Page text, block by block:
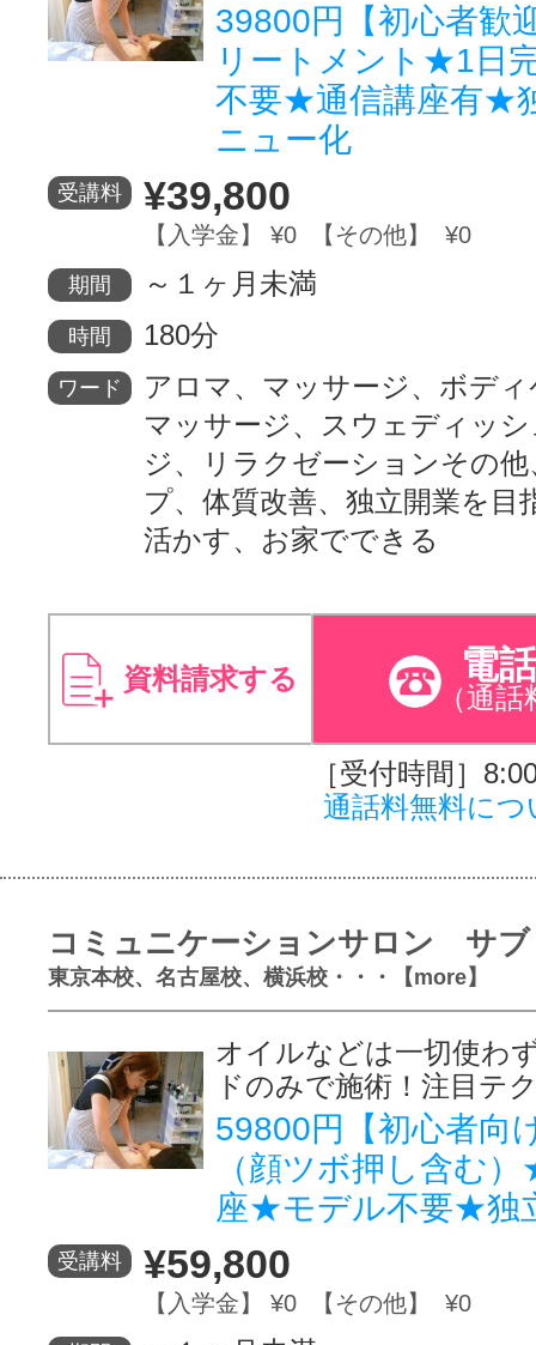
39800円【初心者歓
リートメント★1日
不要★通信講座有★
ニュー化
受講料 ¥39,800
【入学金】 ¥0 【その他】 ¥0
期間 ～１ヶ月未満
時間 180分
ワード
アロマ、マッサージ、ボデ
マッサージ、スウェディッ
ジ、リラクゼーションその
プ、体質改善、独立開業を目
活かす、お家でできる
資料請求する 電
（通話
［受付時間］
通話料無料につ
コミュニケーションサロン サブ
東京本校、名古屋校、横浜校・・・【more】
オイルなどは一切使わ
ドのみで施術！注目テ
59800円【初心者向
（顔ツボ押し含む
座★モデル不要★独
受講料 ¥59,800
【入学金】 ¥0 【その他】 ¥0